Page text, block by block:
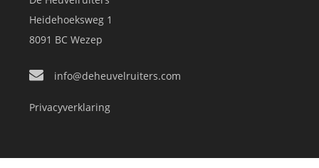
Heidehoeksweg 1
8091 BC Wezep
info@deheuvelruiters.com
Privacyverklaring